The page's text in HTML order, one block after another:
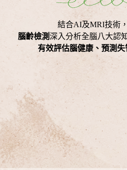
結合AI及MRI技術
腦齡檢測深入分析全腦八大認
有效評估腦健康、預測失